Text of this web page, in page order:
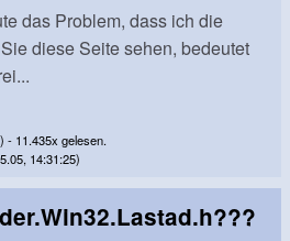
das Problem, dass ich die
diese Seite sehen, bedeutet
- 11.435x gelesen.
14:31:25)